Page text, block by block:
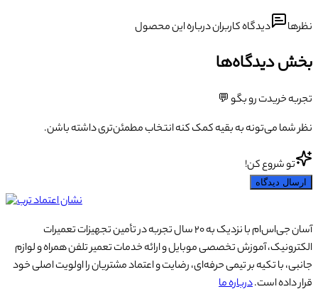
نظرها دیدگاه کاربران درباره این محصول
بخش دیدگاه‌ها
تجربه خریدت رو بگو 💬
نظر شما می‌تونه به بقیه کمک کنه انتخاب مطمئن‌تری داشته باشن.
تو شروع کن!
ارسال دیدگاه
آسان جی‌اس‌ام با نزدیک به ۲۰ سال تجربه در تأمین تجهیزات تعمیرات
الکترونیک، آموزش تخصصی موبایل و ارائه خدمات تعمیر تلفن همراه و لوازم
جانبی، با تکیه بر تیمی حرفه‌ای، رضایت و اعتماد مشتریان را اولویت اصلی خود
قرار داده است.درباره ما